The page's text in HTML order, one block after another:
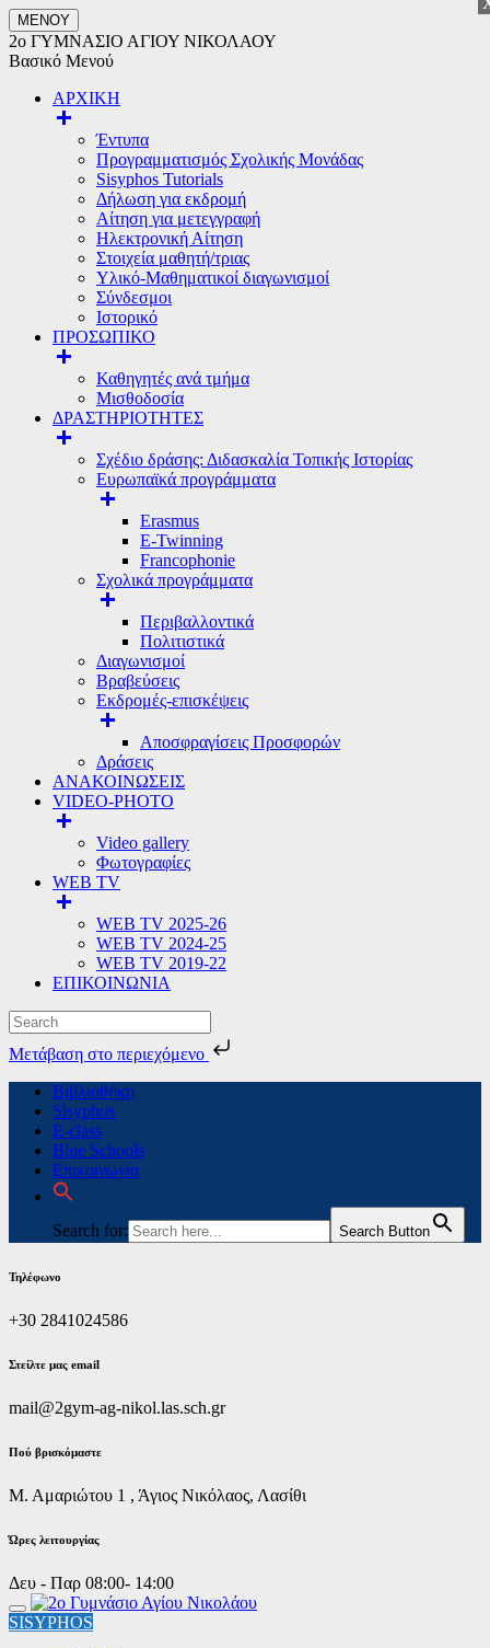
ΜΕΝΟΥ
2ο ΓΥΜΝΑΣΙΟ ΑΓΙΟΥ ΝΙΚΟΛΑΟΥ
Βασικό Μενού
ΑΡΧΙΚΗ
Έντυπα
Προγραμματισμός Σχολικής Μονάδας
Sisyphos Tutorials
Δήλωση για εκδρομή
Αίτηση για μετεγγραφή
Ηλεκτρονική Αίτηση
Στοιχεία μαθητή/τριας
Υλικό-Μαθηματικοί διαγωνισμοί
Σύνδεσμοι
Ιστορικό
ΠΡΟΣΩΠΙΚΟ
Καθηγητές ανά τμήμα
Μισθοδοσία
ΔΡΑΣΤΗΡΙΟΤΗΤΕΣ
Σχέδιο δράσης: Διδασκαλία Τοπικής Ιστορίας
Ευρωπαϊκά προγράμματα
Erasmus
E-Twinning
Francophonie
Σχολικά προγράμματα
Περιβαλλοντικά
Πολιτιστικά
Διαγωνισμοί
Βραβεύσεις
Εκδρομές-επισκέψεις
Αποσφραγίσεις Προσφορών
Δράσεις
ΑΝΑΚΟΙΝΩΣΕΙΣ
VIDEO-PHOTO
Video gallery
Φωτογραφίες
WEB TV
WEB TV 2025-26
WEB TV 2024-25
WEB TV 2019-22
ΕΠΙΚΟΙΝΩΝΙΑ
Μετάβαση στο περιεχόμενο
Skip
content
Βιβλιοθήκη
Sisyphos
E-class
Blue Schools
Επικοινωνία
Search for: Search Button
Τηλέφωνο
+30 2841024586
Στείλτε μας email
mail@2gym-ag-nikol.las.sch.gr
Πoύ βρισκόμαστε
Μ. Αμαριώτου 1 , Άγιος Νικόλαος, Λασίθι
Ώρες λειτουργίας
Δευ - Παρ 08:00- 14:00
SISYPHOS